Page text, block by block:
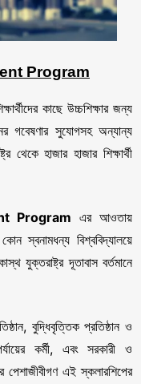
Program
কাছে উচ্চশিক্ষার জন্য
গবেষণার সুযোগসহ অন্যান্য
থেকে হাজার হাজার শিক্ষার্থী
Program এর আওতায়
স্বনামধন্য বিশ্ববিদ্যালয়ে
যুক্তরাষ্ট্র দূতাবাস বর্তমানে
বুদ্ধিবৃত্তিক প্রতিষ্ঠান ও
কর্মী, এবং সরকারী ও
পেশাজীবীগণ এই স্কলারশিপের